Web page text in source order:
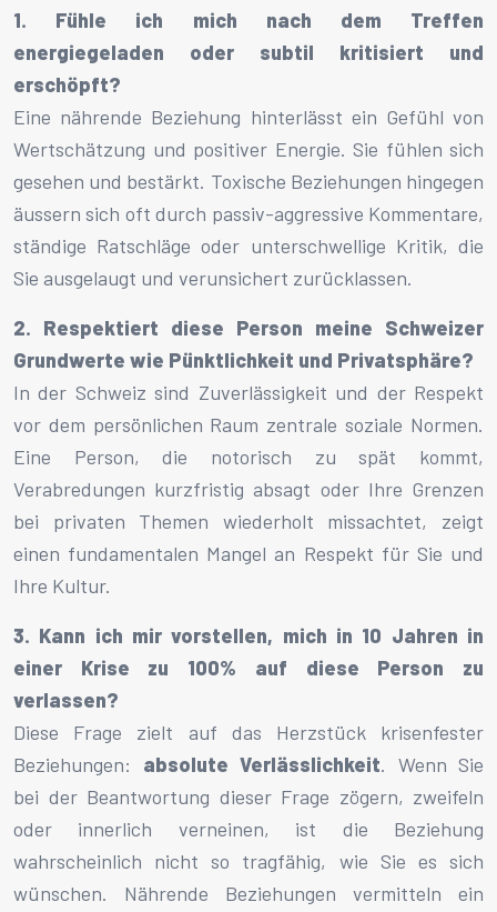
1. Fühle ich mich nach dem Treffen
energiegeladen oder subtil kritisiert und
erschöpft?
Eine nährende Beziehung hinterlässt ein Gefühl von
Wertschätzung und positiver Energie. Sie fühlen sich
gesehen und bestärkt. Toxische Beziehungen hingegen
äussern sich oft durch passiv-aggressive Kommentare,
ständige Ratschläge oder unterschwellige Kritik, die
Sie ausgelaugt und verunsichert zurücklassen.
2. Respektiert diese Person meine Schweizer
Grundwerte wie Pünktlichkeit und Privatsphäre?
In der Schweiz sind Zuverlässigkeit und der Respekt
vor dem persönlichen Raum zentrale soziale Normen.
Eine Person, die notorisch zu spät kommt,
Verabredungen kurzfristig absagt oder Ihre Grenzen
bei privaten Themen wiederholt missachtet, zeigt
einen fundamentalen Mangel an Respekt für Sie und
Ihre Kultur.
3. Kann ich mir vorstellen, mich in 10 Jahren in
einer Krise zu 100% auf diese Person zu
verlassen?
Diese Frage zielt auf das Herzstück krisenfester
Beziehungen: absolute Verlässlichkeit. Wenn Sie
bei der Beantwortung dieser Frage zögern, zweifeln
oder innerlich verneinen, ist die Beziehung
wahrscheinlich nicht so tragfähig, wie Sie es sich
wünschen. Nährende Beziehungen vermitteln ein